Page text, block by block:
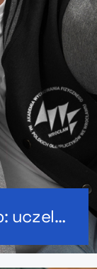
AWF Wrocław x MerchUp: uczelniane bluzy dla studentów